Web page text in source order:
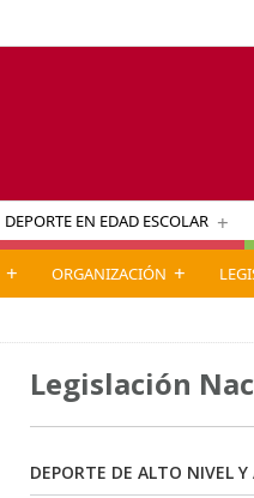
DEPORTE EN EDAD ESCOLAR +
+ ORGANIZACIÓN +
Legislación
DEPORTE DE ALTO NIVEL